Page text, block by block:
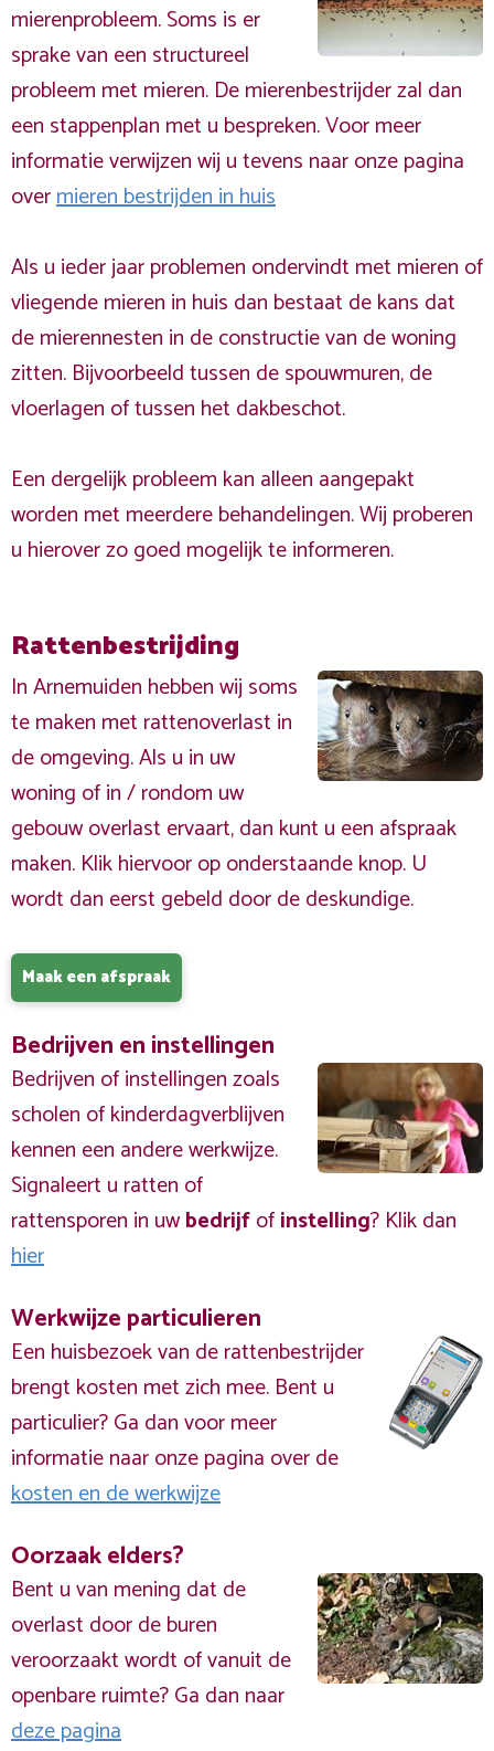
mierenprobleem. Soms is er
sprake van een structureel
probleem met mieren. De mierenbestrijder zal dan
een stappenplan met u bespreken. Voor meer
informatie verwijzen wij u tevens naar onze pagina
overmieren bestrijden in huis
Als u ieder jaar problemen ondervindt met mieren of
vliegende mieren in huis dan bestaat de kans dat
de mierennesten in de constructie van de woning
zitten. Bijvoorbeeld tussen de spouwmuren, de
vloerlagen of tussen het dakbeschot.
Een dergelijk probleem kan alleen aangepakt
worden met meerdere behandelingen. Wij proberen
u hierover zo goed mogelijk te informeren.
Rattenbestrijding
In Arnemuiden hebben wij soms
te maken met rattenoverlast in
de omgeving. Als u in uw
woning of in / rondom uw
gebouw overlast ervaart, dan kunt u een afspraak
maken. Klik hiervoor op onderstaande knop. U
wordt dan eerst gebeld door de deskundige.
Maak een afspraak
Bedrijven en instellingen
Bedrijven of instellingen zoals
scholen of kinderdagverblijven
kennen een andere werkwijze.
Signaleert u ratten of
rattensporen in uwbedrijfofinstelling? Klik dan
hier
Werkwijze particulieren
Een huisbezoek van de rattenbestrijder
brengt kosten met zich mee. Bent u
particulier? Ga dan voor meer
informatie naar onze pagina over de
kosten en de werkwijze
Oorzaak elders?
Bent u van mening dat de
overlast door de buren
veroorzaakt wordt of vanuit de
openbare ruimte? Ga dan naar
deze pagina